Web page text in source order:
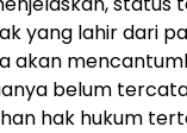
yang lahir dari
akan
belum
hak hukum